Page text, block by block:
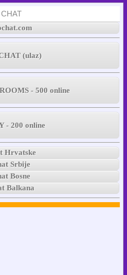
CHAT
(ulaz)
- 500 online
- 200 online
Hrvatske
Srbije
Bosne
Balkana